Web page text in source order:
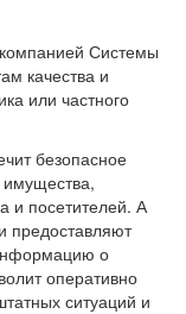
Системы
качества и
или частного
безопасное
имущества,
и посетителей. А
предоставляют
о
оперативно
ситуаций и